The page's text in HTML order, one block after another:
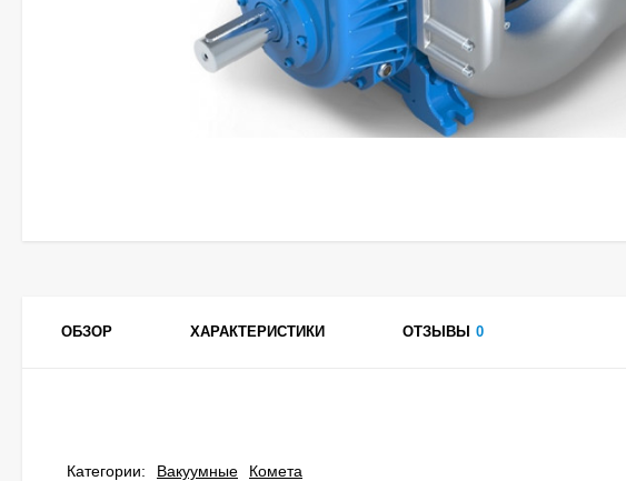
ОБЗОР ХАРАКТЕРИСТИКИ ОТЗЫВЫ 0
Категории: Вакуумные Комета